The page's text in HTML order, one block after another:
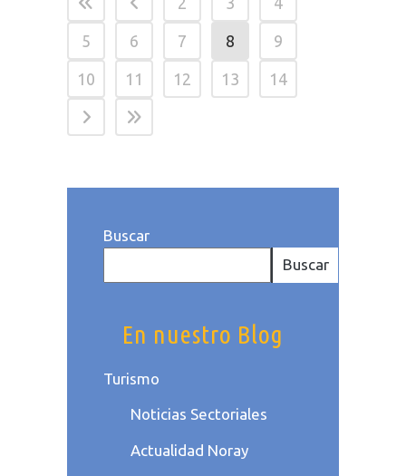
5 6 7 8 9
10 11 12 13 14
Buscar
Buscar
En nuestro Blog
Turismo
Noticias Sectoriales
Actualidad Noray